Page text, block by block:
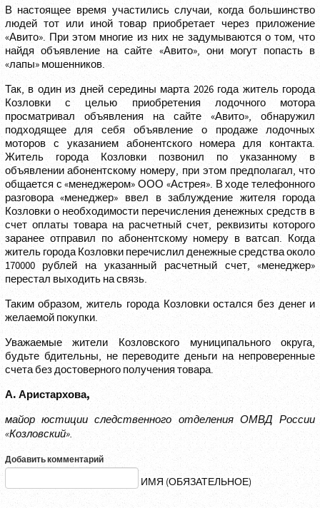
В настоящее время участились случаи, когда большинство
людей тот или иной товар приобретает через приложение
«Авито». При этом многие из них не задумываются о том, что
найдя объявление на сайте «Авито», они могут попасть в
«лапы» мошенников.
Так, в один из дней середины марта 2026 года житель города
Козловки с целью приобретения лодочного мотора
просматривал объявления на сайте «Авито», обнаружил
подходящее для себя объявление о продаже лодочных
моторов с указанием абонентского номера для контакта.
Житель города Козловки позвонил по указанному в
объявлении абонентскому номеру, при этом предполагал, что
общается с «менеджером» ООО «Астрея». В ходе телефонного
разговора «менеджер» ввел в заблуждение жителя города
Козловки о необходимости перечисления денежных средств в
счет оплаты товара на расчетный счет, реквизиты которого
заранее отправил по абонентскому номеру в ватсап. Когда
житель города Козловки перечислил денежные средства около
170000 рублей на указанный расчетный счет, «менеджер»
перестал выходить на связь.
Таким образом, житель города Козловки остался без денег и
желаемой покупки.
Уважаемые жители Козловского муниципального округа,
будьте бдительны, не переводите деньги на непроверенные
счета без достоверного получения товара.
А. Аристархова,
майор юстиции следственного отделения ОМВД России
«Козловский».
Добавить комментарий
ИМЯ (ОБЯЗАТЕЛЬНОЕ)